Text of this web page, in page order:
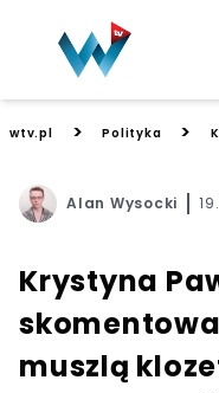
wtv.pl > Polityka >
Alan Wysocki
Krystyna
muszlą